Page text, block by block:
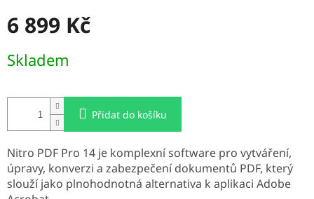
6 899 Kč
cena:
Skladem
Přidat do košíku
Nitro PDF Pro 14 je komplexní software pro vytváření,
úpravy, konverzi a zabezpečení dokumentů PDF, který
slouží jako plnohodnotná alternativa k aplikaci Adobe